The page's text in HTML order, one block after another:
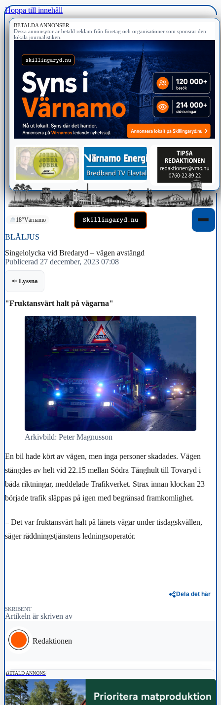
Hoppa till innehåll
BETALDA ANNONSER
Dessa annonsytor är betald reklam från företag och organisationer som sponsrar den
lokala journalistiken.
18°Värnamo
BLÅLJUS
Singelolycka vid Bredaryd – vägen avstängd
Publicerad 27 december, 2023 07:08
Lyssna
"Fruktansvärt halt på vägarna"
Arkivbild: Peter Magnusson
En bil hade kört av vägen, men inga personer skadades. Vägen
stängdes av helt vid 22.15 mellan Södra Tånghult till Tovaryd i
båda riktningar, meddelade Trafikverket. Strax innan klockan 23
började trafik släppas på igen med begränsad framkomlighet.
– Det var fruktansvärt halt på länets vägar under tisdagskvällen,
säger räddningstjänstens ledningsoperatör.
Dela det här
SKRIBENT
Artikeln är skriven av
Redaktionen
BETALD ANNONS